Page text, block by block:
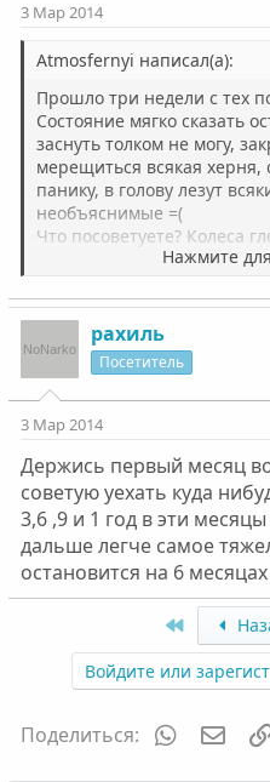
3 Мар 2014
Atmosfernyi написал(а):
Прошло три недели с тех
Состояние мягко сказать
заснуть толком не могу,
мерещиться всякая
панику, в голову лезут
необъяснимые =(
Что посоветуете? Колеса
витаминок или травок бы
Нажмите
рахиль
Посетитель
3 Мар 2014
Держись первый месяц
советую уехать куда
3,6 ,9 и 1 год в эти
дальше легче самое
остановится на 6 месяцах
First
Войдите или
Поделиться: